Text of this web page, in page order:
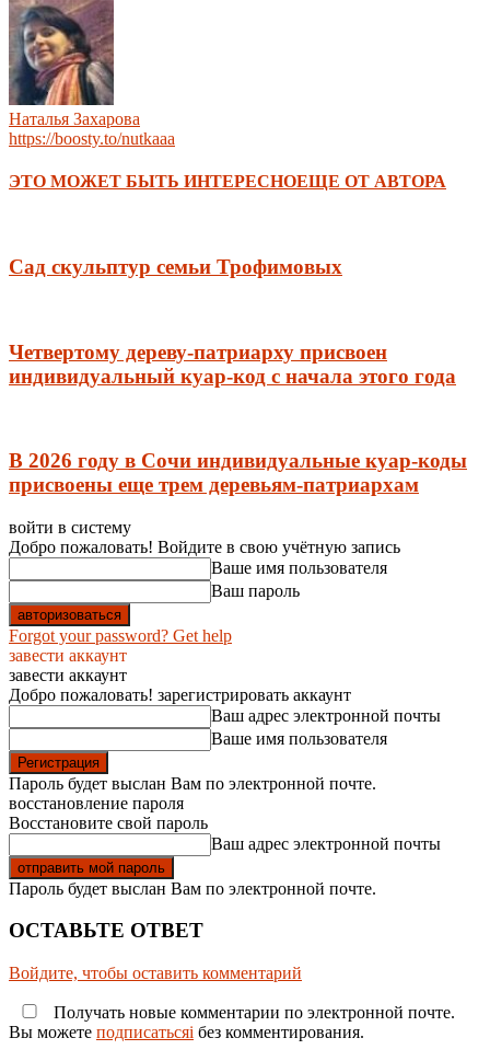
Наталья Захарова
https://boosty.to/nutkaaa
ЭТО МОЖЕТ БЫТЬ ИНТЕРЕСНОЕЩЕ ОТ АВТОРА
Сад скульптур семьи Трофимовых
Четвертому дереву-патриарху присвоен
индивидуальный куар-код с начала этого года
В 2026 году в Сочи индивидуальные куар-коды
присвоены еще трем деревьям-патриархам
войти в систему
Добро пожаловать! Войдите в свою учётную запись
Ваше имя пользователя
Ваш пароль
Forgot your password? Get help
завести аккаунт
завести аккаунт
Добро пожаловать! зарегистрировать аккаунт
Ваш адрес электронной почты
Ваше имя пользователя
Пароль будет выслан Вам по электронной почте.
восстановление пароля
Восстановите свой пароль
Ваш адрес электронной почты
Пароль будет выслан Вам по электронной почте.
ОСТАВЬТЕ ОТВЕТ
Войдите, чтобы оставить комментарий
Получать новые комментарии по электронной почте.
Вы можете подписатьсяi без комментирования.